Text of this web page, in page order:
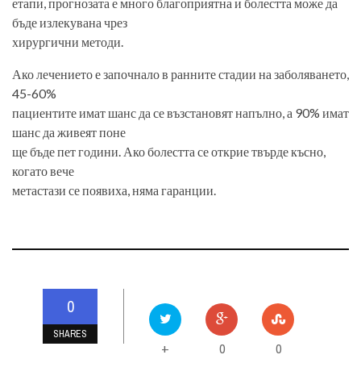
бъде излекувана чрез
хирургични методи.
Ако лечението е започнало в ранните стадии на заболяването,
45-60%
пациентите имат шанс да се възстановят напълно, а 90% имат
шанс да живеят поне
ще бъде пет години. Ако болестта се открие твърде късно,
когато вече
метастази се появиха, няма гаранции.
0
SHARES
+ 0 0